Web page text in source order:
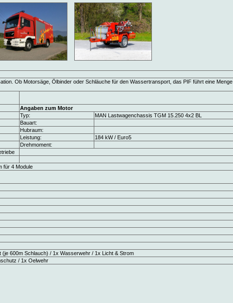
Ob Motorsäge, Ölbinder oder Schläuche für den Wassertransport, das PIF führt eine Menge
Angaben zum Motor
Typ:
MAN Lastwagenchassis TGM 15.250 4x2 BL
Bauart:
Hubraum:
Leistung:
184 kW / Euro5
Drehmoment:
für 4 Module
600m Schlauch) / 1x Wasserwehr / 1x Licht & Strom
/ 1x Oelwehr